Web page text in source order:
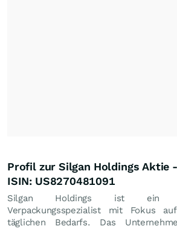
Profil zur Silgan Holdings Aktie
ISIN: US8270481091
Silgan Holdings ist ein US-
Verpackungsspezialist mit Fokus
täglichen Bedarfs. Das